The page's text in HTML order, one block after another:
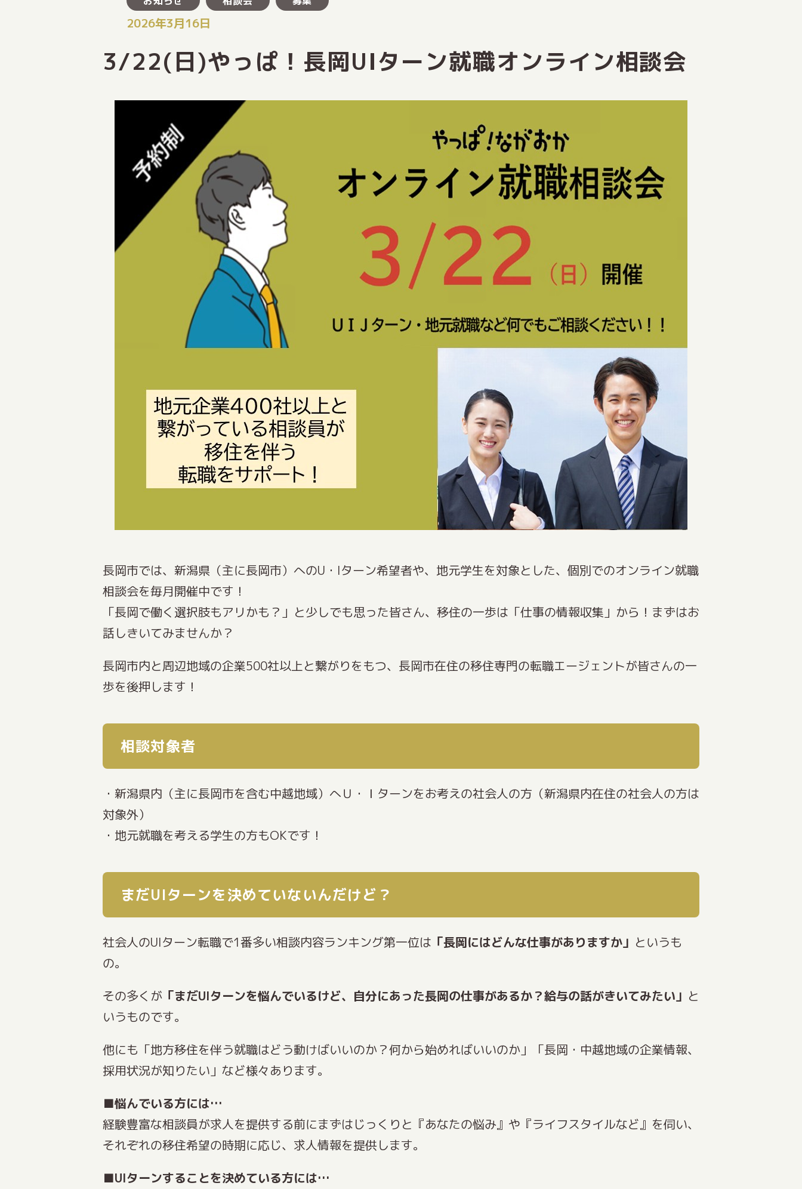
2026年3月16日
3/22(日)やっぱ！長岡UIターン就職オンライン相談会
長岡市では、新潟県（主に長岡市）へのU・Iターン希望者や、地元学生を対象とした、個別でのオンライン就職
相談会を毎月開催中です！
「長岡で働く選択肢もアリかも？」と少しでも思った皆さん、移住の一歩は「仕事の情報収集」から！まずはお
話しきいてみませんか？
長岡市内と周辺地域の企業500社以上と繋がりをもつ、長岡市在住の移住専門の転職エージェントが皆さんの一
歩を後押します！
相談対象者
・新潟県内（主に長岡市を含む中越地域）へＵ・Ｉターンをお考えの社会人の方（新潟県内在住の社会人の方は
対象外）
・地元就職を考える学生の方もOKです！
まだUIターンを決めていないんだけど？
社会人のUIターン転職で1番多い相談内容ランキング第一位は 「長岡にはどんな仕事がありますか」 というも
の。
その多くが 「まだUIターンを悩んでいるけど、自分にあった長岡の仕事があるか？給与の話がきいてみたい」 と
いうものです。
他にも「地方移住を伴う就職はどう動けばいいのか？何から始めればいいのか」「長岡・中越地域の企業情報、
採用状況が知りたい」など様々あります。
■悩んでいる方には…
経験豊富な相談員が求人を提供する前にまずはじっくりと『あなたの悩み』や『ライフスタイルなど』を伺い、
それぞれの移住希望の時期に応じ、求人情報を提供します。
■UIターンすることを決めている方には…